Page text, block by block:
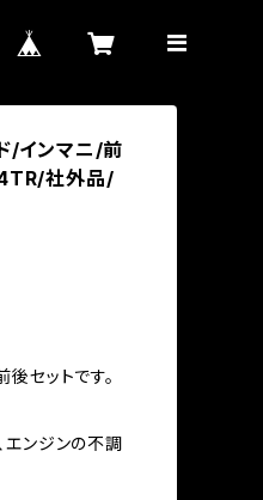
/インマニ/前
社外品/
セットです。
エンジンの不調